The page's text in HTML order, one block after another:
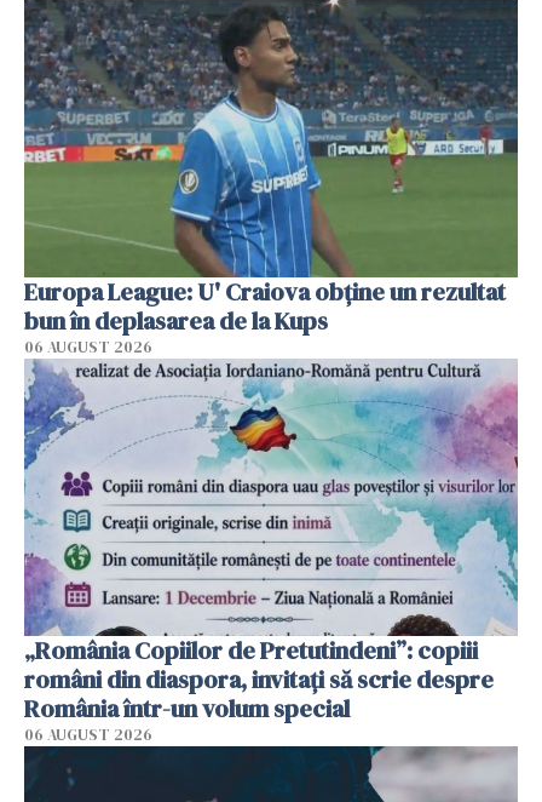
Europa League: U' Craiova obține un rezultat
bun în deplasarea de la Kups
06 AUGUST 2026
„România Copiilor de Pretutindeni”: copiii
români din diaspora, invitați să scrie despre
România într-un volum special
06 AUGUST 2026